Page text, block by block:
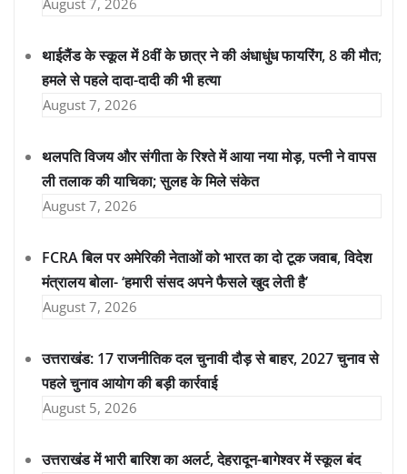
August 7, 2026
थाईलैंड के स्कूल में 8वीं के छात्र ने की अंधाधुंध फायरिंग, 8 की मौत;
हमले से पहले दादा-दादी की भी हत्या
August 7, 2026
थलपति विजय और संगीता के रिश्ते में आया नया मोड़, पत्नी ने वापस
ली तलाक की याचिका; सुलह के मिले संकेत
August 7, 2026
FCRA बिल पर अमेरिकी नेताओं को भारत का दो टूक जवाब, विदेश
मंत्रालय बोला- ‘हमारी संसद अपने फैसले खुद लेती है’
August 7, 2026
उत्तराखंड: 17 राजनीतिक दल चुनावी दौड़ से बाहर, 2027 चुनाव से
पहले चुनाव आयोग की बड़ी कार्रवाई
August 5, 2026
उत्तराखंड में भारी बारिश का अलर्ट, देहरादून-बागेश्वर में स्कूल बंद